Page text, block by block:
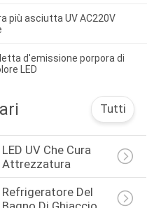
più asciutta UV AC220V
d'emissione porpora di
LED
Tutti
LED UV Che Cura
Attrezzatura
Refrigeratore Del